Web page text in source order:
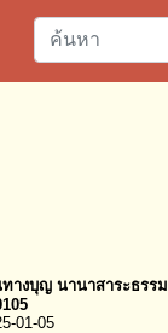
ทางบุญ นานาสาระธรรม
01-05